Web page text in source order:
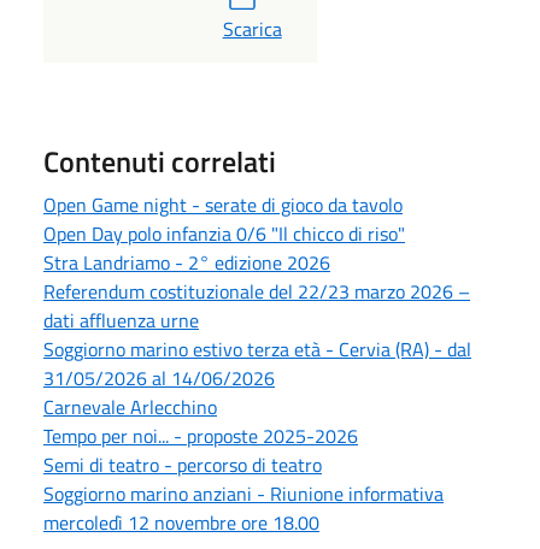
PDF
Scarica
Contenuti correlati
Open Game night - serate di gioco da tavolo
Open Day polo infanzia 0/6 "Il chicco di riso"
Stra Landriamo - 2° edizione 2026
Referendum costituzionale del 22/23 marzo 2026 –
dati affluenza urne
Soggiorno marino estivo terza età - Cervia (RA) - dal
31/05/2026 al 14/06/2026
Carnevale Arlecchino
Tempo per noi... - proposte 2025-2026
Semi di teatro - percorso di teatro
Soggiorno marino anziani - Riunione informativa
mercoledì 12 novembre ore 18.00